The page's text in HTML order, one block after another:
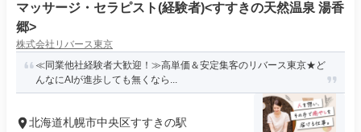
マッサージ・セラピスト(経験者)<すすきの天然温泉 湯香
郷>
株式会社リバース東京
≪同業他社経験者大歓迎！≫高単価＆安定集客のリバース東京★ど
んなにAIが進歩しても無くなら...
北海道札幌市中央区すすきの駅